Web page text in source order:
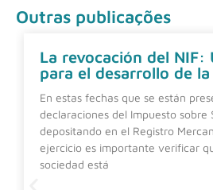
Outras publicações
La revocación del NIF:
para el desarrollo de
En estas fechas que se están
declaraciones del Impuesto sobre
depositando en el Registro
ejercicio es importante verificar
sociedad está